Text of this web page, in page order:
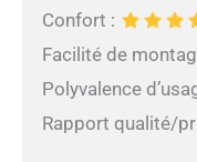
Confort :
Facilité de
Polyvalence
Rapport qualité/